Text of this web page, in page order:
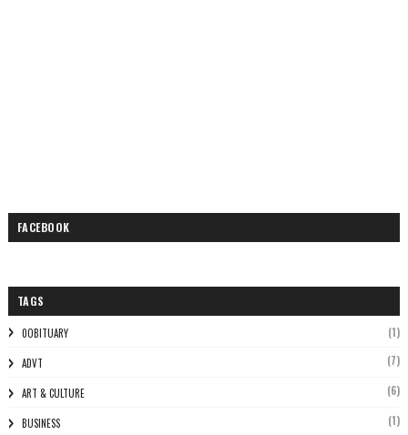
FACEBOOK
TAGS
0OBITUARY (1)
ADVT (7)
ART & CULTURE (6)
BUSINESS (1)